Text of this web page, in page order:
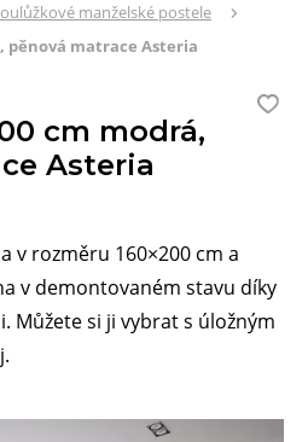
manželské postele
pěnová matrace Asteria
cm modrá,
Asteria
v rozměru 160×200 cm a
v demontovaném stavu díky
Můžete si ji vybrat s úložným